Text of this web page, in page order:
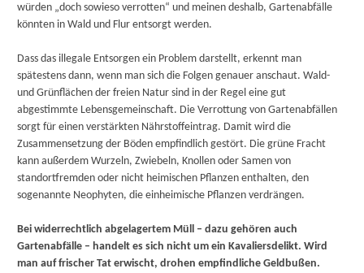
würden „doch sowieso verrotten“ und meinen deshalb, Gartenabfälle
könnten in Wald und Flur entsorgt werden.
Dass das illegale Entsorgen ein Problem darstellt, erkennt man
spätestens dann, wenn man sich die Folgen genauer anschaut. Wald-
und Grünflächen der freien Natur sind in der Regel eine gut
abgestimmte Lebensgemeinschaft. Die Verrottung von Gartenabfällen
sorgt für einen verstärkten Nährstoffeintrag. Damit wird die
Zusammensetzung der Böden empfindlich gestört. Die grüne Fracht
kann außerdem Wurzeln, Zwiebeln, Knollen oder Samen von
standortfremden oder nicht heimischen Pflanzen enthalten, den
sogenannte Neophyten, die einheimische Pflanzen verdrängen.
Bei widerrechtlich abgelagertem Müll – dazu gehören auch
Gartenabfälle – handelt es sich nicht um ein Kavaliersdelikt. Wird
man auf frischer Tat erwischt, drohen empfindliche Geldbußen.